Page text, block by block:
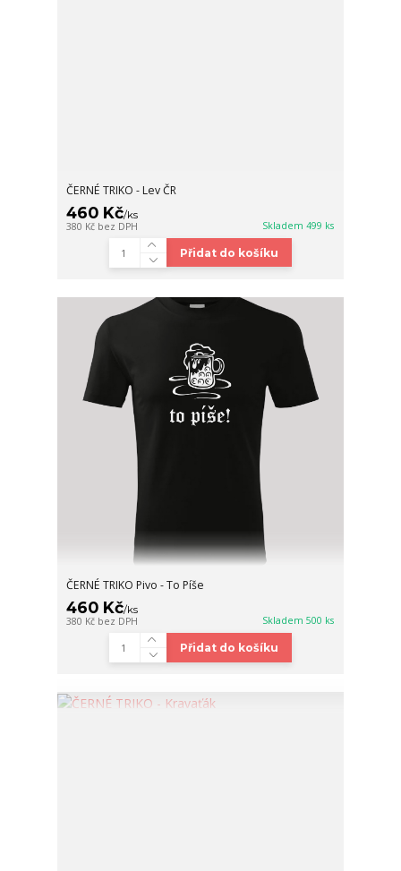
ČERNÉ TRIKO - Lev ČR
460 Kč/ks
380 Kč bez DPH Skladem 499 ks
Přidat do košíku
ČERNÉ TRIKO Pivo - To Píše
460 Kč/ks
380 Kč bez DPH Skladem 500 ks
Přidat do košíku